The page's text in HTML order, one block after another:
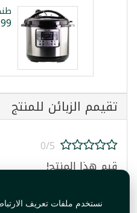
نستخدم ملفات تعريف
تقيمم الزبائن للمنتج
0/5
قيم هذا المنتج!